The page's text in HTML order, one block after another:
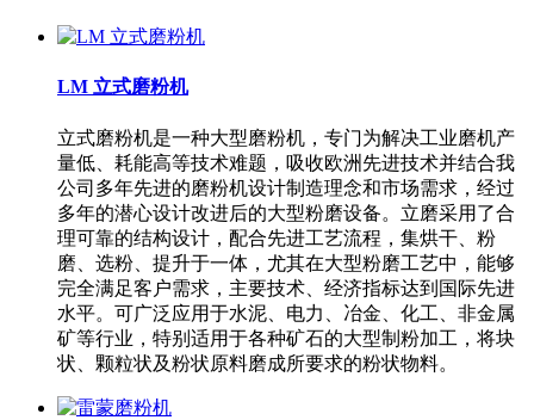
LM 立式磨粉机
立式磨粉机是一种大型磨粉机，专门为解决工业磨机产
量低、耗能高等技术难题，吸收欧洲先进技术并结合我
公司多年先进的磨粉机设计制造理念和市场需求，经过
多年的潜心设计改进后的大型粉磨设备。立磨采用了合
理可靠的结构设计，配合先进工艺流程，集烘干、粉
磨、选粉、提升于一体，尤其在大型粉磨工艺中，能够
完全满足客户需求，主要技术、经济指标达到国际先进
水平。可广泛应用于水泥、电力、冶金、化工、非金属
矿等行业，特别适用于各种矿石的大型制粉加工，将块
状、颗粒状及粉状原料磨成所要求的粉状物料。